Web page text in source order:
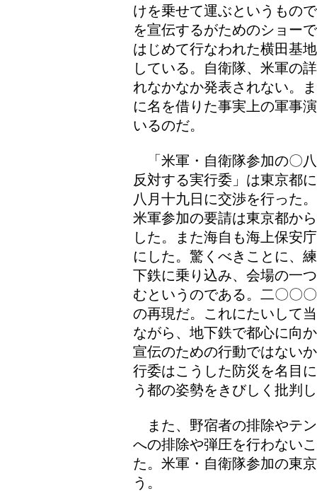
けを乗せて運ぶというもの
を宣伝するがためのショー
はじめて行なわれた横田基
している。自衛隊、米軍の
れなかなか発表されない。
に名を借りた事実上の軍事
いるのだ。
「米軍・自衛隊参加の〇
反対する実行委」は東京都
八月十九日に交渉を行った
米軍参加の要請は東京都か
した。また海自も海上保安
にした。驚くべきことに、
下鉄に乗り込み、会場の一
むというのである。二〇〇
の再現だ。これにたいして
ながら、地下鉄で都心に向
宣伝のための行動ではない
行委はこうした防災を名目
う都の姿勢をきびしく批判
また、野宿者の排除やテ
への排除や弾圧を行わない
た。米軍・自衛隊参加の東
う。